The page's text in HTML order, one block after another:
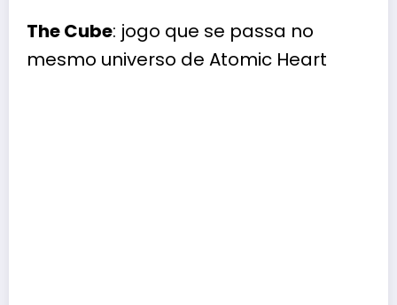
The Cube: jogo que se passa no
mesmo universo de Atomic Heart